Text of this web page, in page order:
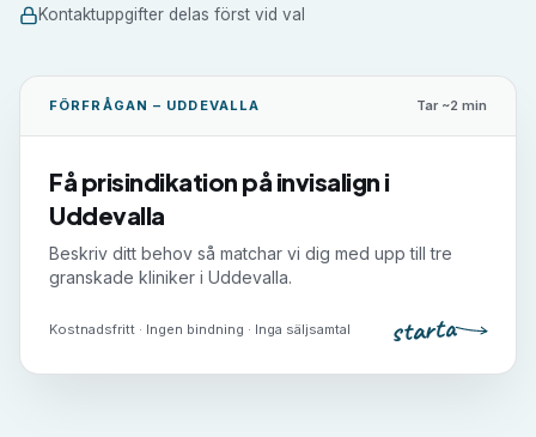
Kontaktuppgifter delas först vid val
FÖRFRÅGAN – UDDEVALLA Tar ~2 min
Få prisindikation på invisalign i
Uddevalla
Beskriv ditt behov så matchar vi dig med upp till tre
granskade kliniker i Uddevalla.
Kostnadsfritt · Ingen bindning · Inga säljsamtal starta